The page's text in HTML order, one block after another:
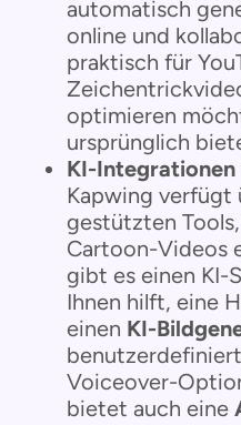
automatisch
online und
praktisch für
optimieren
ursprünglich
KI-Integrationen
Kapwing verfügt
gestützten
Cartoon-Videos
gibt es einen KI-
Ihnen hilft, eine
einen KI-
Voiceover-
bietet auch eine